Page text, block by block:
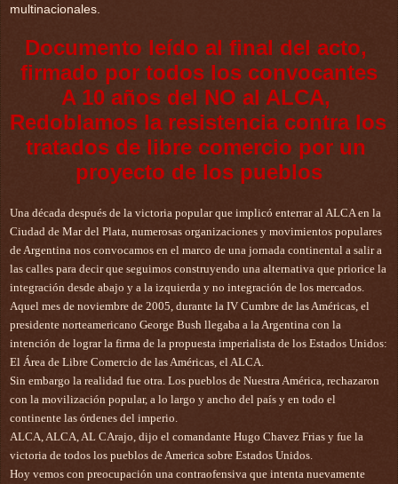
multinacionales.
Documento leído al final del acto,
firmado por todos los convocantes
A 10 años del NO al ALCA,
Redoblamos la resistencia contra los
tratados de libre comercio por un
proyecto de los pueblos
Una década después de la victoria popular que implicó enterrar al ALCA en la
Ciudad de Mar del Plata, numerosas organizaciones y movimientos populares
de Argentina nos convocamos en el marco de una jornada continental a salir a
las calles para decir que seguimos construyendo una alternativa que priorice la
integración desde abajo y a la izquierda y no integración de los mercados.
Aquel mes de noviembre de 2005, durante la IV Cumbre de las Américas, el
intención de lograr la firma de la propuesta imperialista de los Estados Unidos:
El Área de Libre Comercio de las Américas, el ALCA.
Sin embargo la realidad fue otra. Los pueblos de Nuestra América, rechazaron
con la movilización popular, a lo largo y ancho del país y en todo el
continente las órdenes del imperio.
ALCA, ALCA, AL CArajo, dijo el comandante Hugo Chavez Frias y fue la
victoria de todos los pueblos de America sobre Estados Unidos.
Hoy vemos con preocupación una contraofensiva que intenta nuevamente